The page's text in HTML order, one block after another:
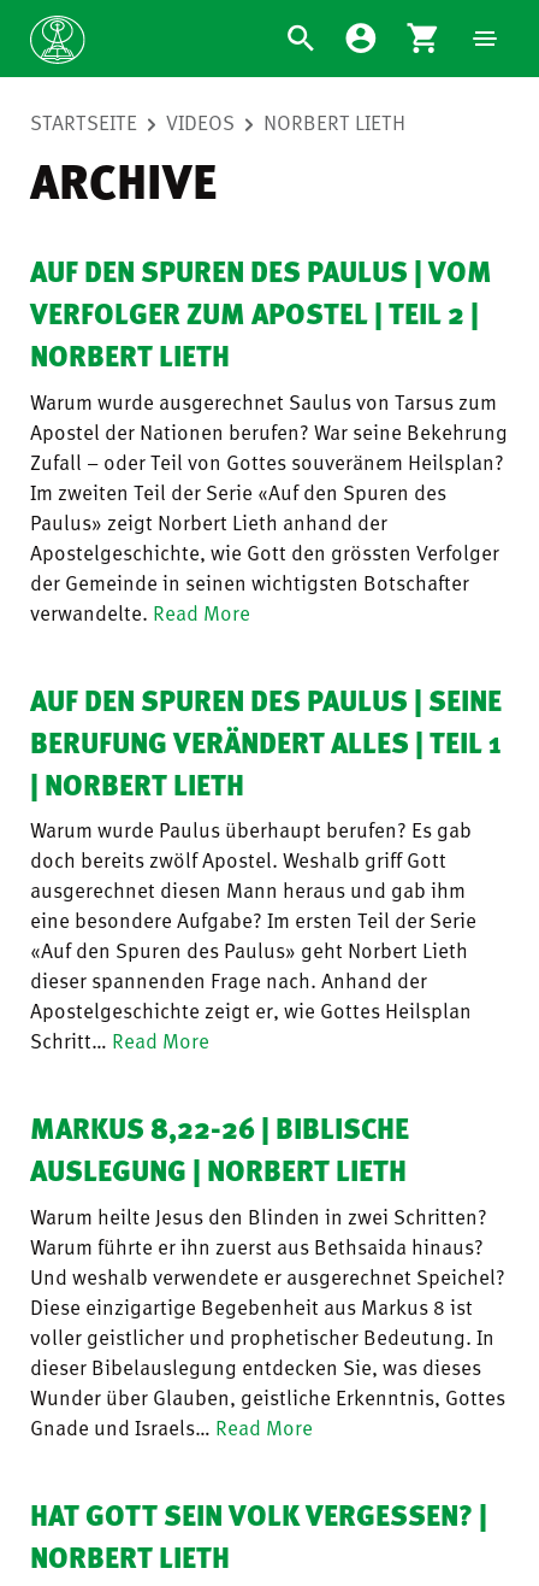
STARTSEITE VIDEOS NORBERT LIETH
ARCHIVE
AUF DEN SPUREN DES PAULUS | VOM
VERFOLGER ZUM APOSTEL | TEIL 2 |
NORBERT LIETH
Warum wurde ausgerechnet Saulus von Tarsus zum
Apostel der Nationen berufen? War seine Bekehrung
Zufall – oder Teil von Gottes souveränem Heilsplan?
Im zweiten Teil der Serie «Auf den Spuren des
Paulus» zeigt Norbert Lieth anhand der
Apostelgeschichte, wie Gott den grössten Verfolger
der Gemeinde in seinen wichtigsten Botschafter
verwandelte. Read More
AUF DEN SPUREN DES PAULUS | SEINE
BERUFUNG VERÄNDERT ALLES | TEIL 1
| NORBERT LIETH
Warum wurde Paulus überhaupt berufen? Es gab
doch bereits zwölf Apostel. Weshalb griff Gott
ausgerechnet diesen Mann heraus und gab ihm
eine besondere Aufgabe? Im ersten Teil der Serie
«Auf den Spuren des Paulus» geht Norbert Lieth
dieser spannenden Frage nach. Anhand der
Apostelgeschichte zeigt er, wie Gottes Heilsplan
Schritt… Read More
MARKUS 8,22-26 | BIBLISCHE
AUSLEGUNG | NORBERT LIETH
Warum heilte Jesus den Blinden in zwei Schritten?
Warum führte er ihn zuerst aus Bethsaida hinaus?
Und weshalb verwendete er ausgerechnet Speichel?
Diese einzigartige Begebenheit aus Markus 8 ist
voller geistlicher und prophetischer Bedeutung. In
dieser Bibelauslegung entdecken Sie, was dieses
Wunder über Glauben, geistliche Erkenntnis, Gottes
Gnade und Israels… Read More
HAT GOTT SEIN VOLK VERGESSEN? |
NORBERT LIETH